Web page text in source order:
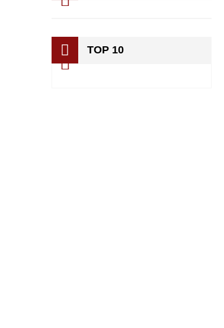
TOP 10